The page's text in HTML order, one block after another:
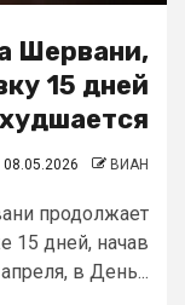
Шервани,
15 дней
08.05.2026 ВИАН
продолжает
15 дней, начав
в День...